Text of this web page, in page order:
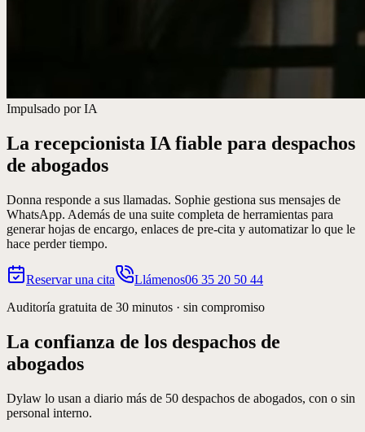
Impulsado por IA
La recepcionista IA fiable para despachos
de abogados
Donna responde a sus llamadas. Sophie gestiona sus mensajes de
WhatsApp. Además de una suite completa de herramientas para
generar hojas de encargo, enlaces de pre-cita y automatizar lo que le
hace perder tiempo.
Reservar una cita Llámenos06 35 20 50 44
Auditoría gratuita de 30 minutos · sin compromiso
La confianza de los despachos de
abogados
Dylaw lo usan a diario más de 50 despachos de abogados, con o sin
personal interno.